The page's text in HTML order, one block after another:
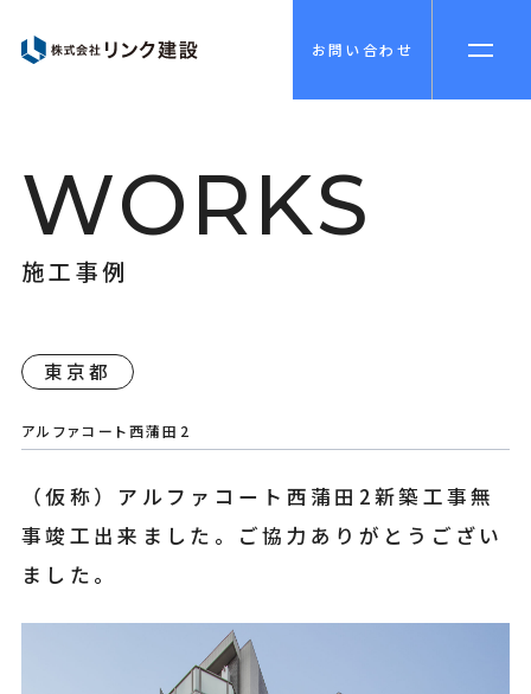
お問い合わせ
WORKS
施工事例
東京都
アルファコート西蒲田2
（仮称）アルファコート西蒲田2新築工事無
事竣工出来ました。ご協力ありがとうござい
ました。